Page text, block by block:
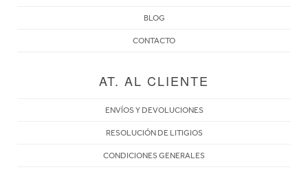
BLOG
CONTACTO
AT. AL CLIENTE
ENVÍOS Y DEVOLUCIONES
RESOLUCIÓN DE LITIGIOS
CONDICIONES GENERALES